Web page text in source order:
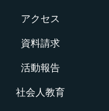
アクセス
資料請求
活動報告
社会人教育